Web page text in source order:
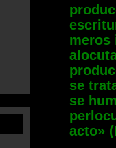
meros
se
se
acto»